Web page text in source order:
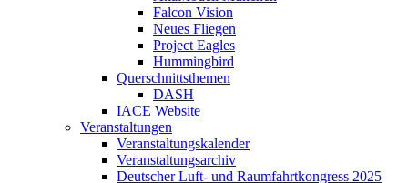
Falcon Vision
Neues Fliegen
Project Eagles
Hummingbird
Querschnittsthemen
DASH
IACE Website
Veranstaltungen
Veranstaltungskalender
Veranstaltungsarchiv
Deutscher Luft- und Raumfahrtkongress 2025